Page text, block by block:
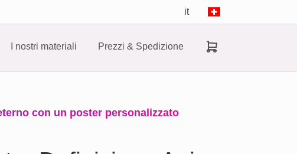
it
I nostri materiali Prezzi & Spedizione
con un poster personalizzato